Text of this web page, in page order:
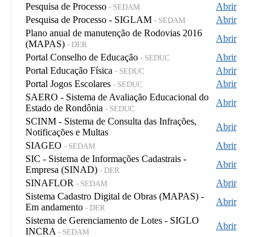
Pesquisa de Processo - SEDAM
Abrir
Pesquisa de Processo - SIGLAM - SEDAM
Abrir
Plano anual de manutenção de Rodovias 2016
(MAPAS) - DER
Abrir
Portal Conselho de Educação - SEDUC
Abrir
Portal Educação Física - SEDUC
Abrir
Portal Jogos Escolares - SEDUC
Abrir
SAERO - Sistema de Avaliação Educacional do
Estado de Rondônia - SEDUC
Abrir
SCINM - Sistema de Consulta das Infrações,
Notificações e Multas
Abrir
SIAGEO - SEDAM
Abrir
SIC - Sistema de Informações Cadastrais -
Empresa (SINAD) - DER
Abrir
SINAFLOR - SEDAM
Abrir
Sistema Cadastro Digital de Obras (MAPAS) -
Em andamento - DER
Abrir
Sistema de Gerenciamento de Lotes - SIGLO
INCRA - SEDAM
Abrir